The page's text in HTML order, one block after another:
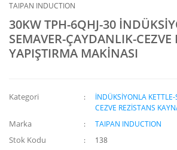
TAIPAN INDUCTION
30KW TPH-6QHJ-30
SEMAVER-ÇAYDANLIK-CEZVE
YAPIŞTIRMA MAKİNASI
Kategori
İNDÜKSİYONLA
CEZVE REZİSTANS
Marka TAIPAN INDUCTION
Stok Kodu 138